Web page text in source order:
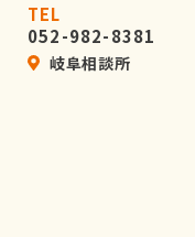
TEL
052-982-8381
岐阜相談所